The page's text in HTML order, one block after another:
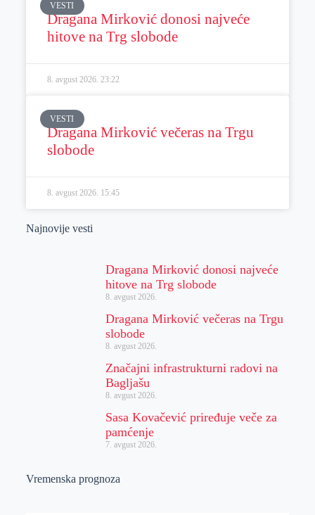
VESTI
Dragana Mirković donosi najveće
hitove na Trg slobode
8. avgust 2026. 23:22
VESTI
Dragana Mirković večeras na Trgu
slobode
8. avgust 2026. 15:45
Najnovije vesti
Dragana Mirković donosi najveće
hitove na Trg slobode
8. avgust 2026.
Dragana Mirković večeras na Trgu
slobode
8. avgust 2026.
Značajni infrastrukturni radovi na
Bagljašu
8. avgust 2026.
Sasa Kovačević priređuje veče za
pamćenje
7. avgust 2026.
Vremenska prognoza